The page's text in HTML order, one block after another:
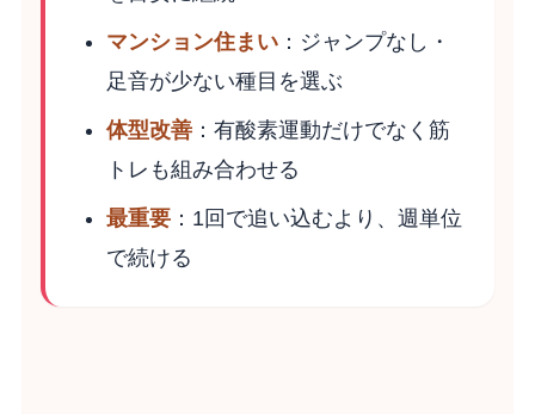
マンション住まい ：ジャンプなし・
足音が少ない種目を選ぶ
体型改善 ：有酸素運動だけでなく筋
トレも組み合わせる
最重要 ：1回で追い込むより、週単位
で続ける